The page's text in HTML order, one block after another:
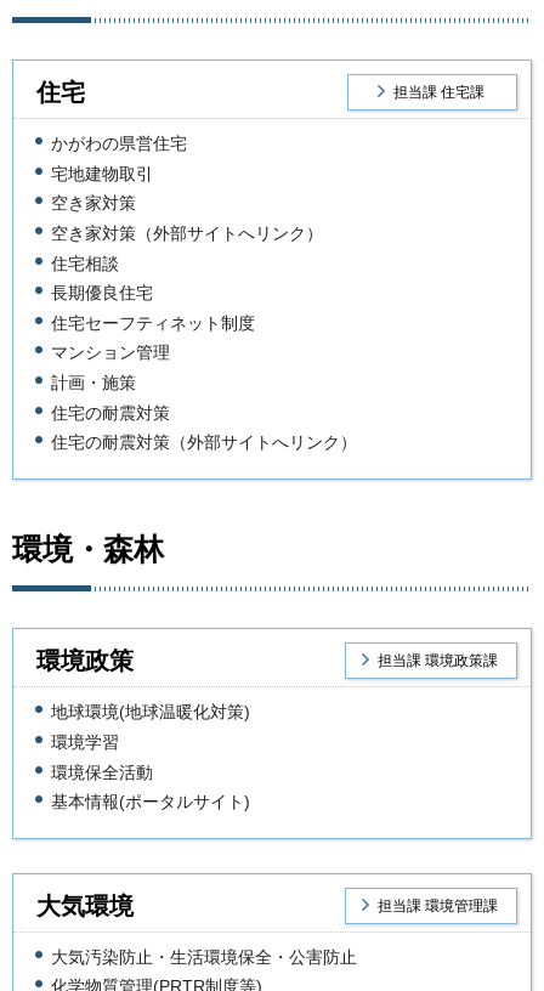
住宅 担当課 住宅課
かがわの県営住宅
宅地建物取引
空き家対策
空き家対策（外部サイトへリンク）
住宅相談
長期優良住宅
住宅セーフティネット制度
マンション管理
計画・施策
住宅の耐震対策
住宅の耐震対策（外部サイトへリンク）
環境・森林
環境政策 担当課 環境政策課
地球環境(地球温暖化対策)
環境学習
環境保全活動
基本情報(ポータルサイト)
大気環境 担当課 環境管理課
大気汚染防止・生活環境保全・公害防止
化学物質管理(PRTR制度等)